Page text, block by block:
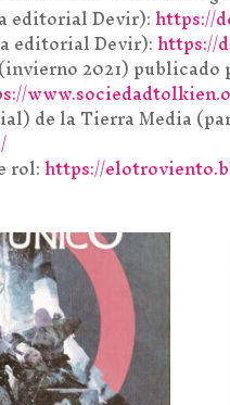
editorial Devir):https://
editorial Devir):https://
2021)
de la Tierra Media
rol:https://